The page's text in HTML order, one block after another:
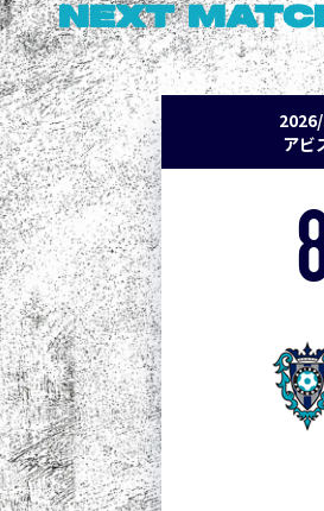
NEXT
アビ